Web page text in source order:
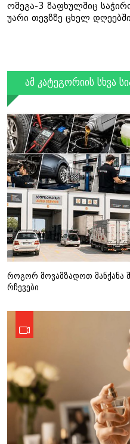
ომეგა-3 ზაფხულშიც
უარი თევზზე ცხელ დღეებში
ამ კატეგორიის სხვა
როგორ მოვამზადოთ მანქანა
რჩევები